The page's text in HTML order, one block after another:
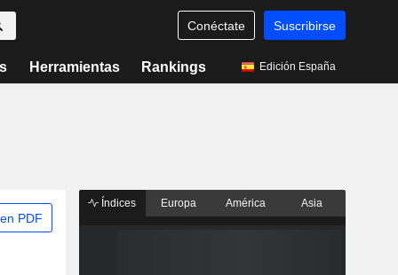
Conéctate Suscribirse
Herramientas Rankings Edición España
PDF
Índices Europa América Asia